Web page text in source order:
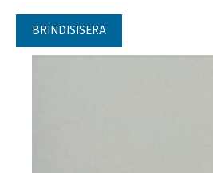
BRINDISISERA